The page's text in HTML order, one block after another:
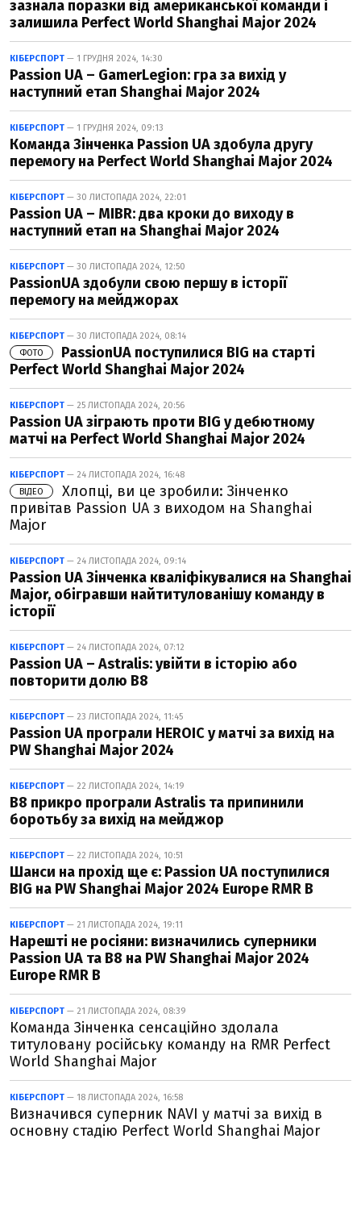
зазнала поразки від американської команди і
залишила Perfect World Shanghai Major 2024
КІБЕРСПОРТ — 1 ГРУДНЯ 2024, 14:30
Passion UA – GamerLegion: гра за вихід у
наступний етап Shanghai Major 2024
КІБЕРСПОРТ — 1 ГРУДНЯ 2024, 09:13
Команда Зінченка Passion UA здобула другу
перемогу на Perfect World Shanghai Major 2024
КІБЕРСПОРТ — 30 ЛИСТОПАДА 2024, 22:01
Passion UA – MIBR: два кроки до виходу в
наступний етап на Shanghai Major 2024
КІБЕРСПОРТ — 30 ЛИСТОПАДА 2024, 12:50
PassionUA здобули свою першу в історії
перемогу на мейджорах
КІБЕРСПОРТ — 30 ЛИСТОПАДА 2024, 08:14
ФОТО
PassionUA поступилися BIG на старті
Perfect World Shanghai Major 2024
КІБЕРСПОРТ — 25 ЛИСТОПАДА 2024, 20:56
Passion UA зіграють проти BIG у дебютному
матчі на Perfect World Shanghai Major 2024
КІБЕРСПОРТ — 24 ЛИСТОПАДА 2024, 16:48
ВІДЕО
Хлопці, ви це зробили: Зінченко
привітав Passion UA з виходом на Shanghai
Major
КІБЕРСПОРТ — 24 ЛИСТОПАДА 2024, 09:14
Passion UA Зінченка кваліфікувалися на Shanghai
Major, обігравши найтитулованішу команду в
історії
КІБЕРСПОРТ — 24 ЛИСТОПАДА 2024, 07:12
Passion UA – Astralis: увійти в історію або
повторити долю B8
КІБЕРСПОРТ — 23 ЛИСТОПАДА 2024, 11:45
Passion UA програли HEROIC у матчі за вихід на
PW Shanghai Major 2024
КІБЕРСПОРТ — 22 ЛИСТОПАДА 2024, 14:19
B8 прикро програли Astralis та припинили
боротьбу за вихід на мейджор
КІБЕРСПОРТ — 22 ЛИСТОПАДА 2024, 10:51
Шанси на прохід ще є: Passion UA поступилися
BIG на PW Shanghai Major 2024 Europe RMR B
КІБЕРСПОРТ — 21 ЛИСТОПАДА 2024, 19:11
Нарешті не росіяни: визначились суперники
Passion UA та B8 на PW Shanghai Major 2024
Europe RMR B
КІБЕРСПОРТ — 21 ЛИСТОПАДА 2024, 08:39
Команда Зінченка сенсаційно здолала
титуловану російську команду на RMR Perfect
World Shanghai Major
КІБЕРСПОРТ — 18 ЛИСТОПАДА 2024, 16:58
Визначився суперник NAVI у матчі за вихід в
основну стадію Perfect World Shanghai Major